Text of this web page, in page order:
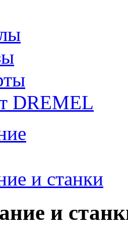
DREMEL
и станки
и